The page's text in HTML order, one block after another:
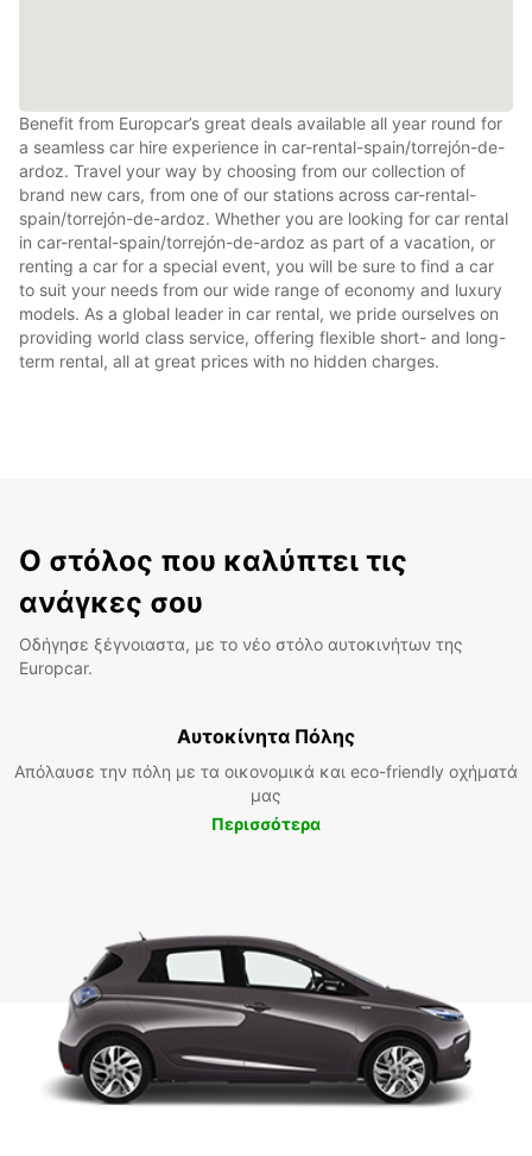
Benefit from Europcar’s great deals available all year round for
a seamless car hire experience in car-rental-spain/torrejón-de-
ardoz. Travel your way by choosing from our collection of
brand new cars, from one of our stations across car-rental-
spain/torrejón-de-ardoz. Whether you are looking for car rental
in car-rental-spain/torrejón-de-ardoz as part of a vacation, or
renting a car for a special event, you will be sure to find a car
to suit your needs from our wide range of economy and luxury
models. As a global leader in car rental, we pride ourselves on
providing world class service, offering flexible short- and long-
term rental, all at great prices with no hidden charges.
Ο στόλος που καλύπτει τις
ανάγκες σου
Οδήγησε ξέγνοιαστα, με το νέο στόλο αυτοκινήτων της
Europcar.
Αυτοκίνητα Πόλης
Απόλαυσε την πόλη με τα οικονομικά και eco-friendly οχήματά
μας
Περισσότερα